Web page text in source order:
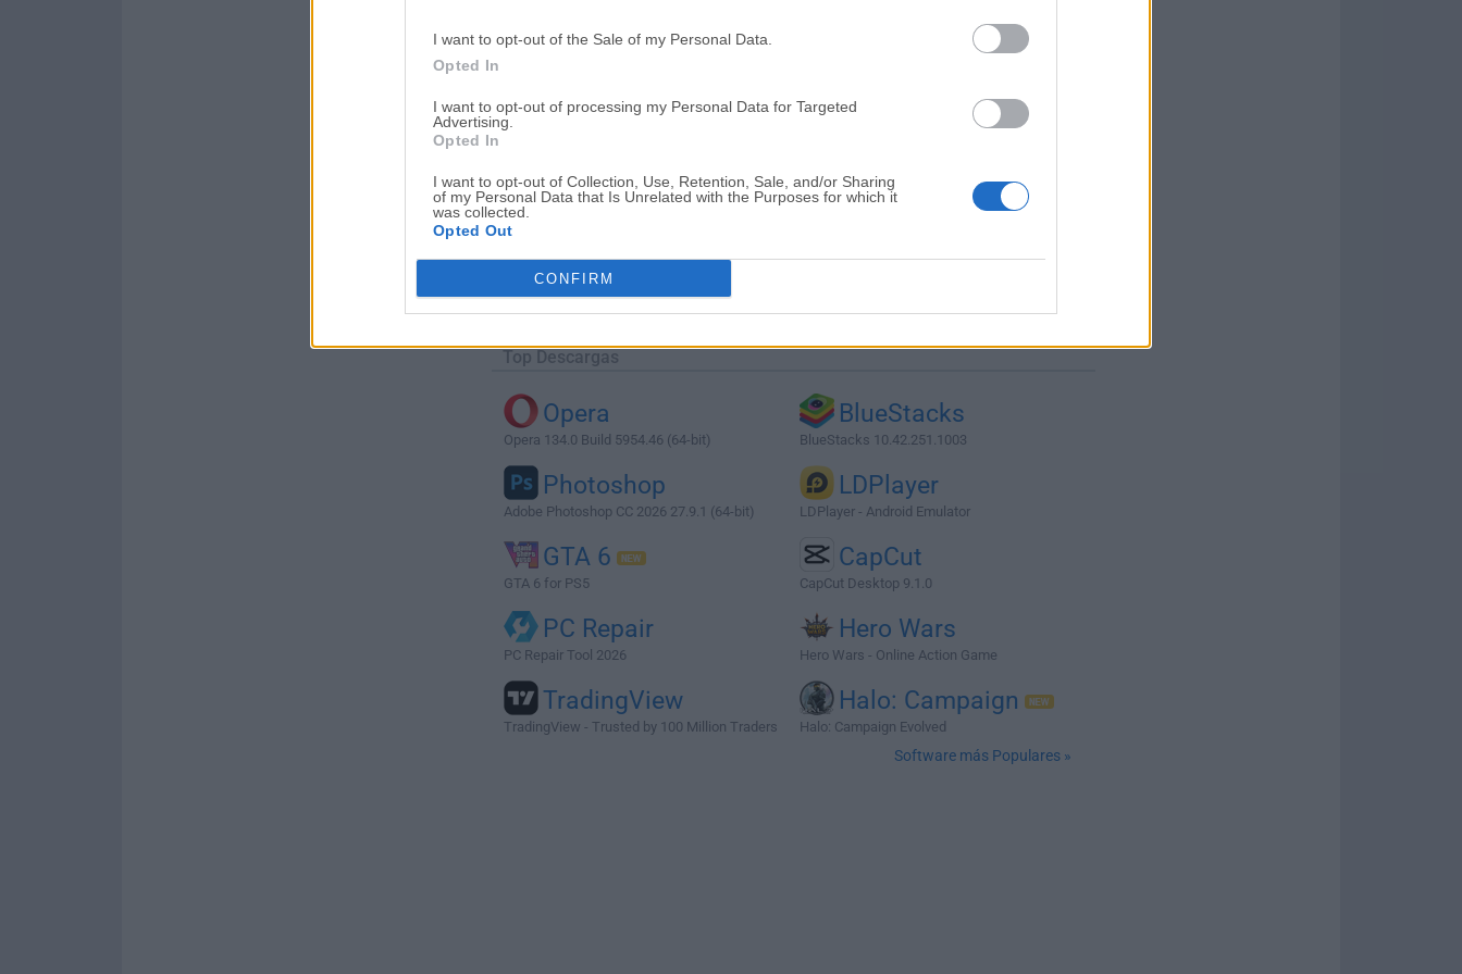
I want to opt-out of the Sale of my Personal Data.
Opted In
I want to opt-out of processing my Personal Data for Targeted
Advertising.
Opted In
I want to opt-out of Collection, Use, Retention, Sale, and/or Sharing
of my Personal Data that Is Unrelated with the Purposes for which it
was collected.
Opted Out
CONFIRM
Descargar Spicetify 2.36.8
¿Por qué se publica esta aplicación en Filehorse? (
Top Descargas
Opera
Opera 134.0 Build 5954.46 (64-bit)
BlueStacks
BlueStacks 10.42.251.1003
Photoshop
Adobe Photoshop CC 2026 27.9.1 (64-bit)
LDPlayer
LDPlayer - Android Emulator
GTA 6
GTA 6 for PS5
CapCut
CapCut Desktop 9.1.0
PC Repair
PC Repair Tool 2026
Hero Wars
Hero Wars - Online Action Game
TradingView
TradingView - Trusted by 100 Million Traders
Halo: Campaign
Halo: Campaign Evolved
Software más Populares »